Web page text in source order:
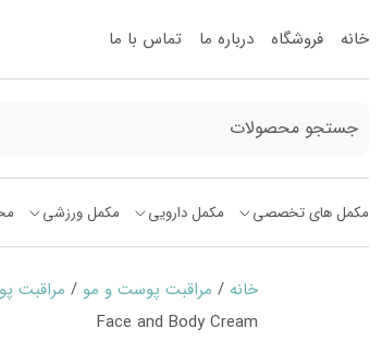
خانه فروشگاه درباره ما تماس با ما
مکمل های تخصصی مکمل دارویی مکمل ورزشی
خانه / مراقبت پوست و مو / مراقبت
Face and Body Cream